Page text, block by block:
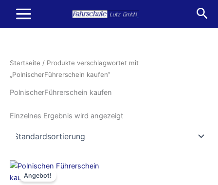
Inhalt
springen
Startseite / Produkte verschlagwortet mit
„PolnischerFührerschein kaufen“
PolnischerFührerschein kaufen
Einzelnes Ergebnis wird angezeigt
Angebot!
Ursprünglicher
Preis
war:
Aktueller